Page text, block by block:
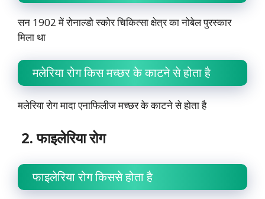
सन 1902 में रोनाल्डो स्कोर चिकित्सा क्षेत्र का नोबेल पुरस्कार
मिला था
मलेरिया रोग किस मच्छर के काटने से होता है
मलेरिया रोग मादा एनाफिलीज मच्छर के काटने से होता है
2. फाइलेरिया रोग
फाइलेरिया रोग किससे होता है